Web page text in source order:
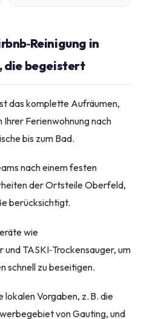
in
die begeistert
das komplette Aufräumen,
Ferienwohnung nach
bis zum Bad.
nach einem festen
der Ortsteile Oberfeld,
berücksichtigt.
wie
TASKI‑Trockensauger, um
schnell zu beseitigen.
Vorgaben, z. B. die
von Gauting, und